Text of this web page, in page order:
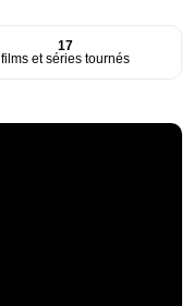
17
films et séries tournés